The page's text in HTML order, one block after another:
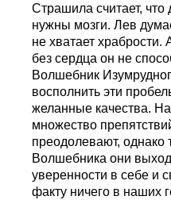
Страшила считает,
нужны мозги. Лев
не хватает храбрости.
без сердца он не
Волшебник
восполнить эти
желанные качества. На
множество
преодолевают, однако
Волшебника они
уверенности в себе и
факту ничего в наших